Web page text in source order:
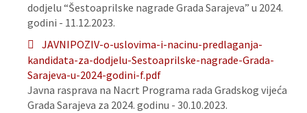
dodjelu “Šestoaprilske nagrade Grada Sarajeva” u 2024.
godini - 11.12.2023.
JAVNIPOZIV-o-uslovima-i-nacinu-predlaganja-
kandidata-za-dodjelu-Sestoaprilske-nagrade-Grada-
Sarajeva-u-2024-godini-f.pdf
Javna rasprava na Nacrt Programa rada Gradskog vijeća
Grada Sarajeva za 2024. godinu - 30.10.2023.